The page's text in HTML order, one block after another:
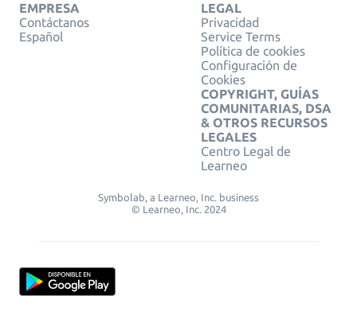
EMPRESA
Contáctanos
Español
LEGAL
Privacidad
Service Terms
Política de cookies
Configuración de
Cookies
COPYRIGHT, GUÍAS
COMUNITARIAS, DSA
& OTROS RECURSOS
LEGALES
Centro Legal de
Learneo
Symbolab, a Learneo, Inc. business
© Learneo, Inc. 2024